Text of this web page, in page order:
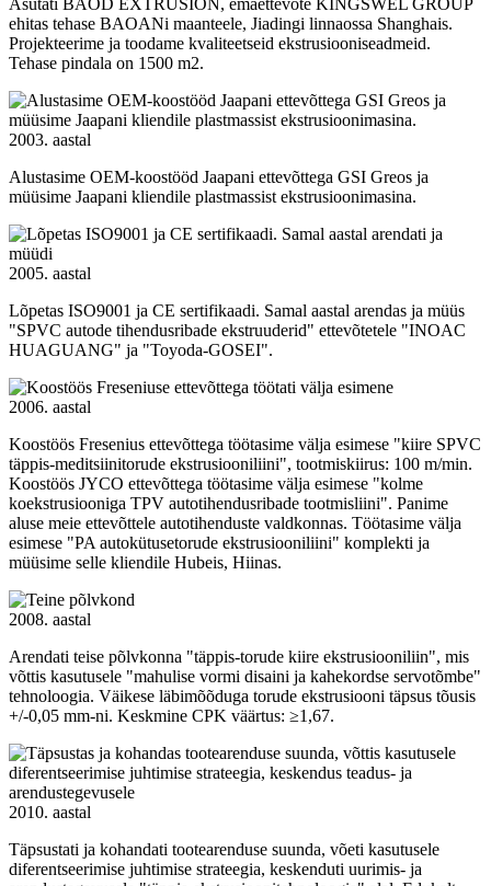
Asutati BAOD EXTRUSION, emaettevõte KINGSWEL GROUP
ehitas tehase BAOANi maanteele, Jiadingi linnaossa Shanghais.
Projekteerime ja toodame kvaliteetseid ekstrusiooniseadmeid.
Tehase pindala on 1500 m2.
2003. aastal
Alustasime OEM-koostööd Jaapani ettevõttega GSI Greos ja
müüsime Jaapani kliendile plastmassist ekstrusioonimasina.
2005. aastal
Lõpetas ISO9001 ja CE sertifikaadi. Samal aastal arendas ja müüs
"SPVC autode tihendusribade ekstruuderid" ettevõtetele "INOAC
HUAGUANG" ja "Toyoda-GOSEI".
2006. aastal
Koostöös Fresenius ettevõttega töötasime välja esimese "kiire SPVC
täppis-meditsiinitorude ekstrusiooniliini", tootmiskiirus: 100 m/min.
Koostöös JYCO ettevõttega töötasime välja esimese "kolme
koekstrusiooniga TPV autotihendusribade tootmisliini". Panime
aluse meie ettevõttele autotihenduste valdkonnas. Töötasime välja
esimese "PA autokütusetorude ekstrusiooniliini" komplekti ja
müüsime selle kliendile Hubeis, Hiinas.
2008. aastal
Arendati teise põlvkonna "täppis-torude kiire ekstrusiooniliin", mis
võttis kasutusele "mahulise vormi disaini ja kahekordse servotõmbe"
tehnoloogia. Väikese läbimõõduga torude ekstrusiooni täpsus tõusis
+/-0,05 mm-ni. Keskmine CPK väärtus: ≥1,67.
2010. aastal
Täpsustati ja kohandati tootearenduse suunda, võeti kasutusele
diferentseerimise juhtimise strateegia, keskenduti uurimis- ja